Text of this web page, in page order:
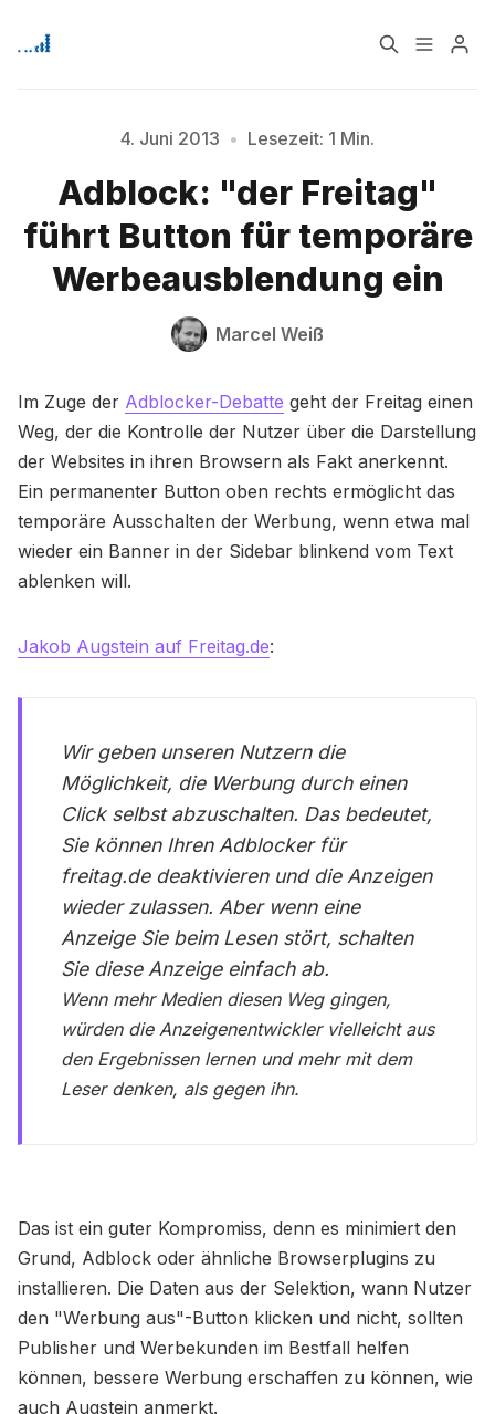
Signup
Bitte geben Sie mindestens 3 Zeichen ein
4. Juni 2013 • Lesezeit: 1 Min.
Adblock: "der Freitag"
führt Button für temporäre
Werbeausblendung ein
Marcel Weiß
Im Zuge der Adblocker-Debatte geht der Freitag einen
Weg, der die Kontrolle der Nutzer über die Darstellung
der Websites in ihren Browsern als Fakt anerkennt.
Ein permanenter Button oben rechts ermöglicht das
temporäre Ausschalten der Werbung, wenn etwa mal
wieder ein Banner in der Sidebar blinkend vom Text
ablenken will.
Jakob Augstein auf Freitag.de:
Wir geben unseren Nutzern die
Möglichkeit, die Werbung durch einen
Click selbst abzuschalten. Das bedeutet,
Sie können Ihren Adblocker für
freitag.de deaktivieren und die Anzeigen
wieder zulassen. Aber wenn eine
Anzeige Sie beim Lesen stört, schalten
Sie diese Anzeige einfach ab.
Wenn mehr Medien diesen Weg gingen,
würden die Anzeigenentwickler vielleicht aus
den Ergebnissen lernen und mehr mit dem
Leser denken, als gegen ihn.
Das ist ein guter Kompromiss, denn es minimiert den
Grund, Adblock oder ähnliche Browserplugins zu
installieren. Die Daten aus der Selektion, wann Nutzer
den "Werbung aus"-Button klicken und nicht, sollten
Publisher und Werbekunden im Bestfall helfen
können, bessere Werbung erschaffen zu können, wie
auch Augstein anmerkt.